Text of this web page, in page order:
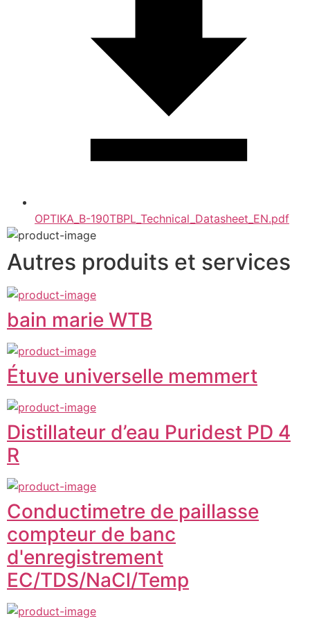
OPTIKA_B-190TBPL_Technical_Datasheet_EN.pdf
Autres produits et services
bain marie WTB
Étuve universelle memmert
Distillateur d’eau Puridest PD 4
R
Conductimetre de paillasse
compteur de banc
d'enregistrement
EC/TDS/NaCl/Temp